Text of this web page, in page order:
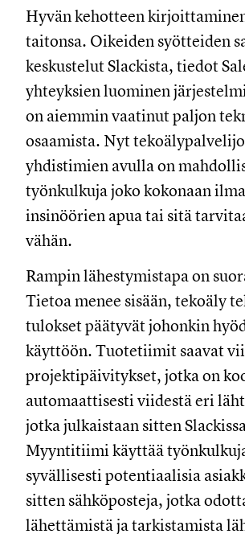
Hyvän kehotteen
taitonsa. Oikeiden syötteiden
keskustelut Slackista, tiedot
yhteyksien luominen
on aiemmin vaatinut paljon
osaamista. Nyt
yhdistimien avulla on
työnkulkuja joko kokonaan
insinöörien apua tai sitä
vähän.
Rampin lähestymistapa on
Tietoa menee sisään, tekoäly
tulokset päätyvät johonkin
käyttöön. Tuotetiimit saavat
projektipäivitykset, jotka on
automaattisesti viidestä eri
jotka julkaistaan sitten
Myyntitiimi käyttää
syvällisesti potentiaalisia
sitten sähköposteja, jotka
lähettämistä ja tarkistamista